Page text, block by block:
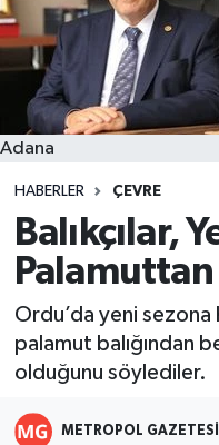
Adana
HABERLER ÇEVRE
Balıkçılar,
Ordu’da yeni sezona
palamut balığından
olduğunu söylediler.
METROPOL GAZETESI
Resmi İlanlar